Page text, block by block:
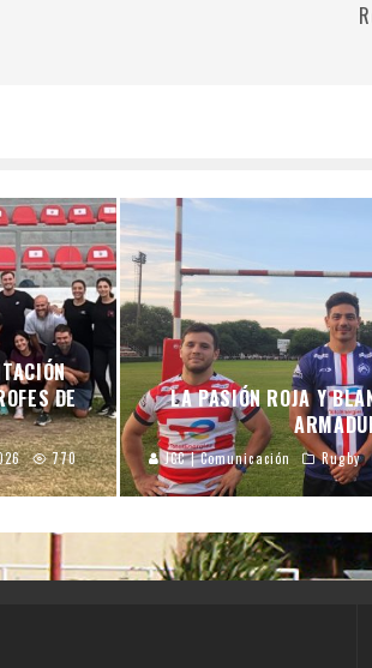
DE
770
LA PASIÓN ROJA Y
JCC | Comunicación Rugby